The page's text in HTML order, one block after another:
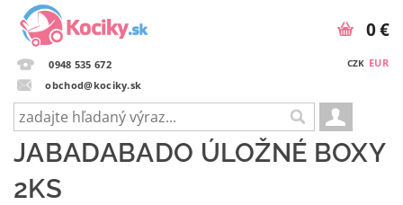
0948 535 672
obchod@kociky.sk
CZK EUR
0 €
JABADABADO ÚLOŽNÉ BOXY
2KS